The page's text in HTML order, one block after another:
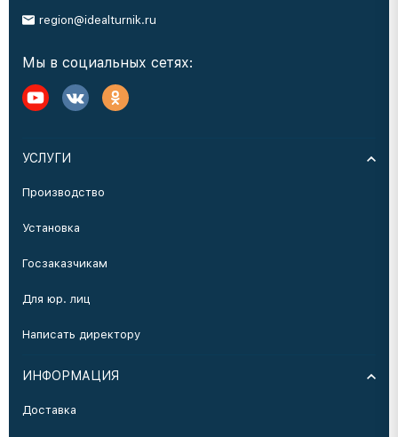
region@idealturnik.ru
Мы в социальных сетях:
УСЛУГИ
Производство
Установка
Госзаказчикам
Для юр. лиц
Написать директору
ИНФОРМАЦИЯ
Доставка